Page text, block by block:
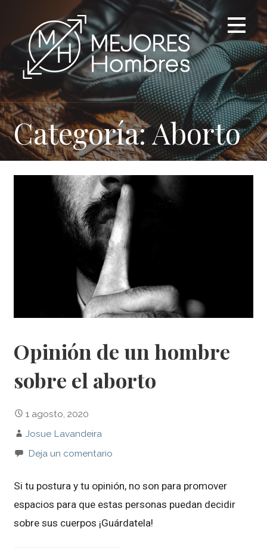
contenido
Categoría: Aborto
Opinión de un hombre
sobre el aborto
1 agosto, 2020
Josue Lavandeira
Deja un comentario
Si tu postura y tu opinión, no son para promover
espacios para que estas personas puedan decidir
sobre sus cuerpos ¡Guárdatela!